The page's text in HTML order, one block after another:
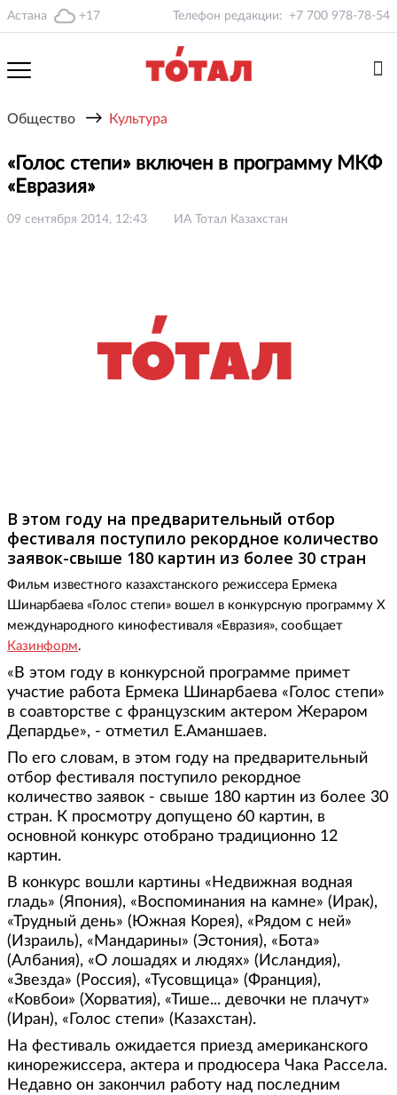
Астана +17 Телефон редакции: +7 700 978-78-54
Общество → Культура
«Голос степи» включен в программу МКФ
«Евразия»
09 сентября 2014, 12:43 ИА Тотал Казахстан
В этом году на предварительный отбор
фестиваля поступило рекордное количество
заявок-свыше 180 картин из более 30 стран
Фильм известного казахстанского режиссера Ермека
Шинарбаева «Голос степи» вошел в конкурсную программу Х
международного кинофестиваля «Евразия», сообщает
Казинформ.
«В этом году в конкурсной программе примет
участие работа Ермека Шинарбаева «Голос степи»
в соавторстве с французским актером Жераром
Депардье», - отметил Е.Аманшаев.
По его словам, в этом году на предварительный
отбор фестиваля поступило рекордное
количество заявок - свыше 180 картин из более 30
стран. К просмотру допущено 60 картин, в
основной конкурс отобрано традиционно 12
картин.
В конкурс вошли картины «Недвижная водная
гладь» (Япония), «Воспоминания на камне» (Ирак),
«Трудный день» (Южная Корея), «Рядом с ней»
(Израиль), «Мандарины» (Эстония), «Бота»
(Албания), «О лошадях и людях» (Исландия),
«Звезда» (Россия), «Тусовщица» (Франция),
«Ковбои» (Хорватия), «Тише... девочки не плачут»
(Иран), «Голос степи» (Казахстан).
На фестиваль ожидается приезд американского
кинорежиссера, актера и продюсера Чака Рассела.
Недавно он закончил работу над последним